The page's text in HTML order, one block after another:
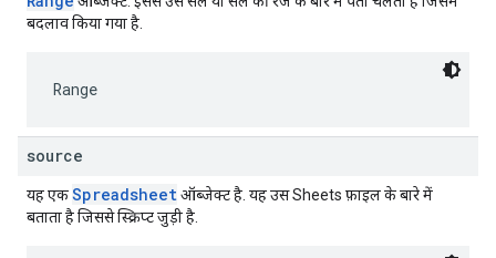
बदलाव किया गया है.
Range
source
यह एकSpreadsheetऑब्जेक्ट है. यह उस Sheets फ़ाइल के बारे में
बताता है जिससे स्क्रिप्ट जुड़ी है.